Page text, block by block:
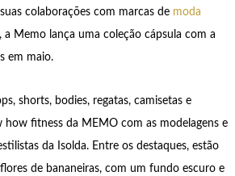
colaborações com marcas de moda
a Memo lança uma coleção cápsula com a
em maio.
shorts, bodies, regatas, camisetas e
how fitness da MEMO com as modelagens e
da Isolda. Entre os destaques, estão
de bananeiras, com um fundo escuro e